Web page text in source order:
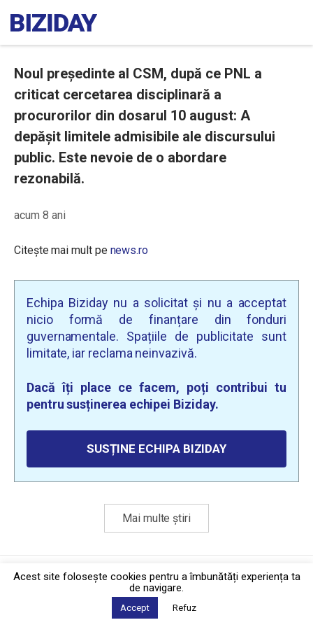
Noul președinte al CSM, după ce PNL a
criticat cercetarea disciplinară a
procurorilor din dosarul 10 august: A
depășit limitele admisibile ale discursului
public. Este nevoie de o abordare
rezonabilă.
acum 8 ani
Citește mai mult pe news.ro
Echipa Biziday nu a solicitat și nu a acceptat
nicio formă de finanțare din fonduri
guvernamentale. Spațiile de publicitate sunt
limitate, iar reclama neinvazivă.
Dacă îți place ce facem, poți contribui tu
pentru susținerea echipei Biziday.
SUSȚINE ECHIPA BIZIDAY
Mai multe știri
Politica de confidențialitate·Contact
2026 © Biziday
Acest site foloseşte cookies pentru a îmbunătăți experiența ta
de navigare.
Accept Refuz